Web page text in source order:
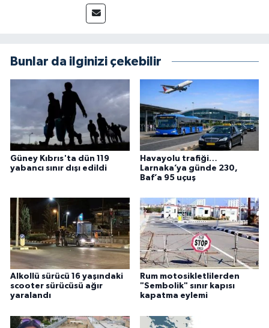
Bunlar da ilginizi çekebilir
Güney Kıbrıs'ta dün 119
yabancı sınır dışı edildi
Havayolu trafiği…
Larnaka’ya günde 230,
Baf’a 95 uçuş
Alkollü sürücü 16 yaşındaki
scooter sürücüsü ağır
yaralandı
Rum motosikletlilerden
"Sembolik" sınır kapısı
kapatma eylemi